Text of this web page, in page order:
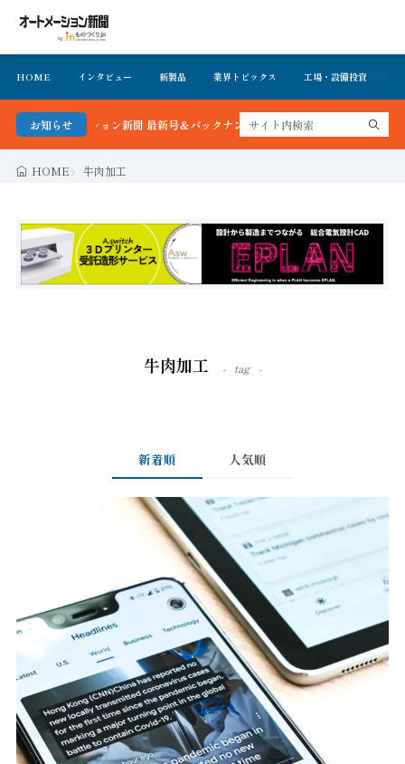
HOME インタビュー 新製品 業界トピックス 工場・設備投資
お知らせ
ートメーション新聞 最新号＆バックナンバーを無料で公開中 詳細はこちら
HOME 牛肉加工
牛肉加工 tag
新着順 人気順